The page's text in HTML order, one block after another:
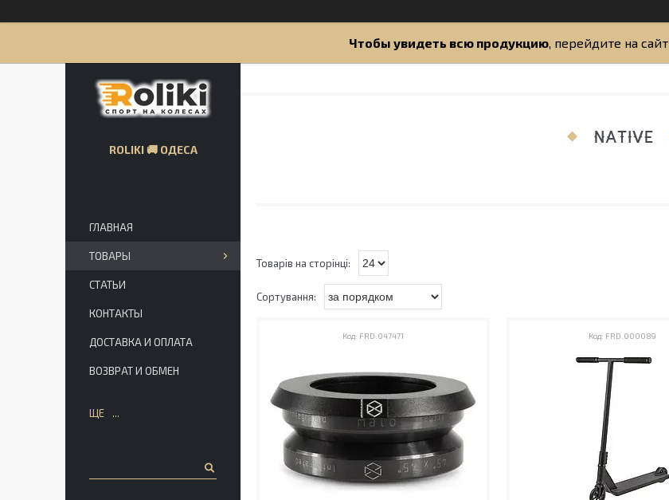
Чтобы увидеть всю продукцию, перейдите на сайт
NATIVE
FRD.047471 FRD.000089
ROLIKI 🚚 ОДЕСА
ГЛАВНАЯ
ТОВАРЫ
СТАТЬИ
КОНТАКТЫ
ДОСТАВКА И ОПЛАТА
ВОЗВРАТ И ОБМЕН
ЩЕ